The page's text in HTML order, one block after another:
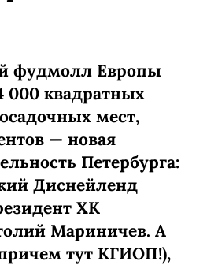
фудмолл Европы
000 квадратных
мест,
— новая
Петербурга:
Диснейленд
ХК
Мариничев. А
тут КГИОП!),